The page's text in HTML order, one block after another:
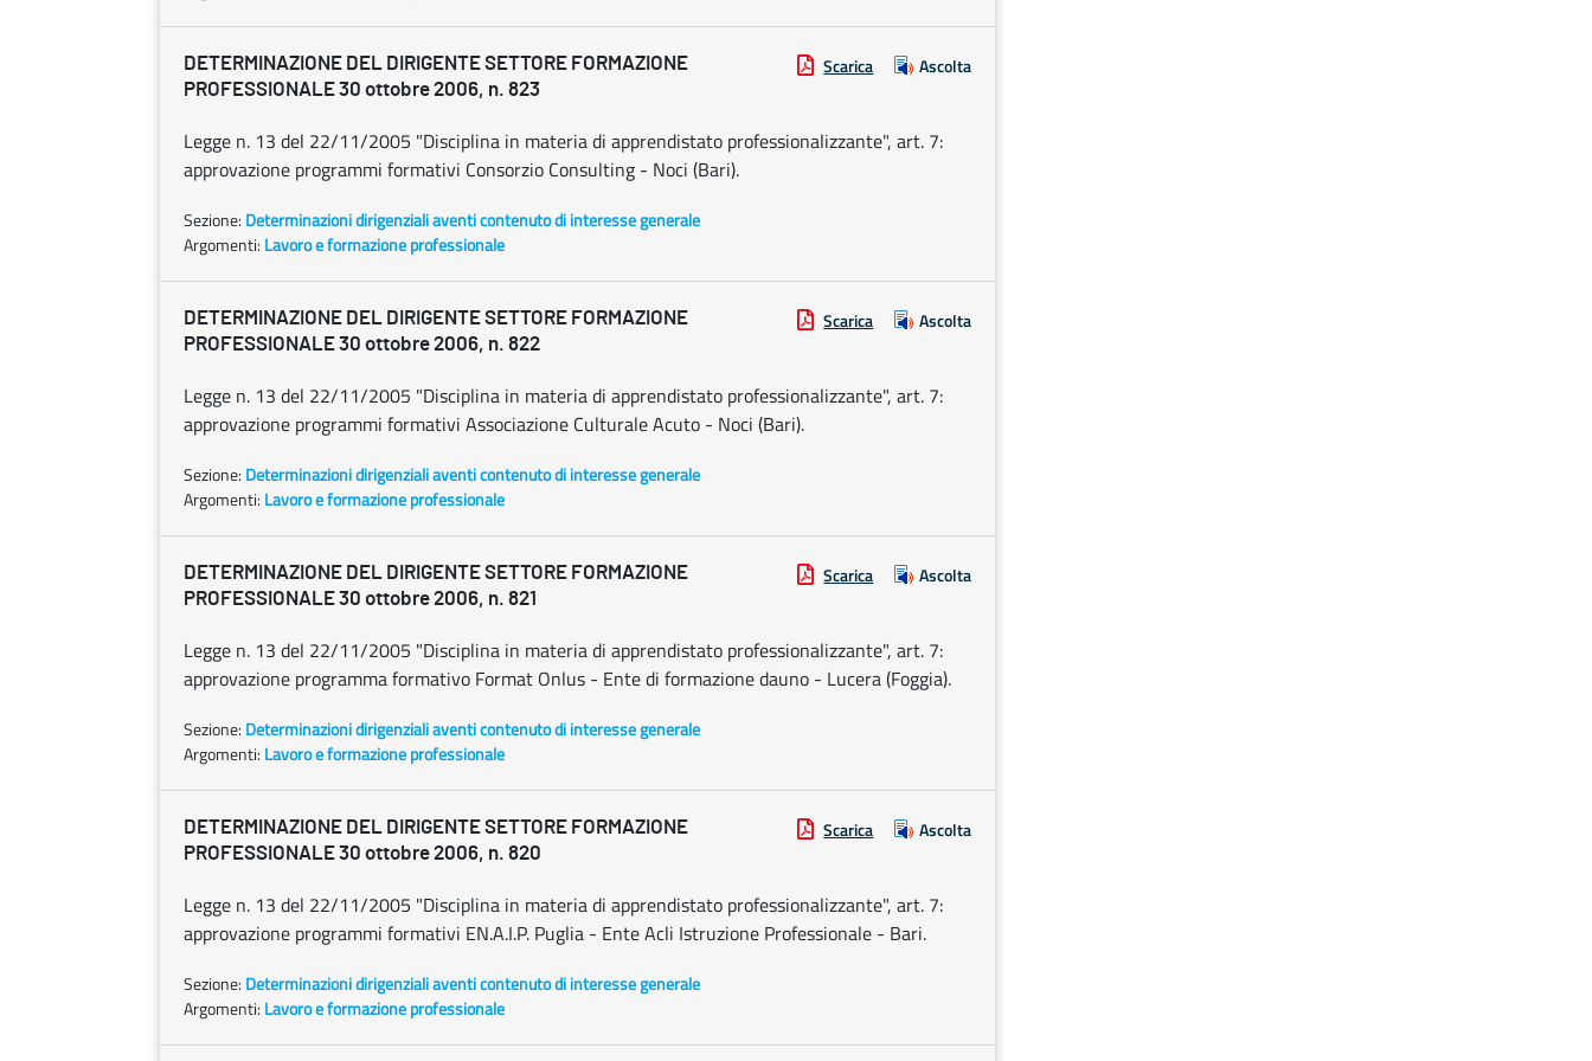
DETERMINAZIONE DEL DIRIGENTE SETTORE FORMAZIONE
PROFESSIONALE 30 ottobre 2006, n. 823
Scarica Ascolta
Legge n. 13 del 22/11/2005 "Disciplina in materia di apprendistato professionalizzante", art. 7:
approvazione programmi formativi Consorzio Consulting - Noci (Bari).
Sezione: Determinazioni dirigenziali aventi contenuto di interesse generale
Argomenti: Lavoro e formazione professionale
DETERMINAZIONE DEL DIRIGENTE SETTORE FORMAZIONE
PROFESSIONALE 30 ottobre 2006, n. 822
Scarica Ascolta
Legge n. 13 del 22/11/2005 "Disciplina in materia di apprendistato professionalizzante", art. 7:
approvazione programmi formativi Associazione Culturale Acuto - Noci (Bari).
Sezione: Determinazioni dirigenziali aventi contenuto di interesse generale
Argomenti: Lavoro e formazione professionale
DETERMINAZIONE DEL DIRIGENTE SETTORE FORMAZIONE
PROFESSIONALE 30 ottobre 2006, n. 821
Scarica Ascolta
Legge n. 13 del 22/11/2005 "Disciplina in materia di apprendistato professionalizzante", art. 7:
approvazione programma formativo Format Onlus - Ente di formazione dauno - Lucera (Foggia).
Sezione: Determinazioni dirigenziali aventi contenuto di interesse generale
Argomenti: Lavoro e formazione professionale
DETERMINAZIONE DEL DIRIGENTE SETTORE FORMAZIONE
PROFESSIONALE 30 ottobre 2006, n. 820
Scarica Ascolta
Legge n. 13 del 22/11/2005 "Disciplina in materia di apprendistato professionalizzante", art. 7:
approvazione programmi formativi EN.A.I.P. Puglia - Ente Acli Istruzione Professionale - Bari.
Sezione: Determinazioni dirigenziali aventi contenuto di interesse generale
Argomenti: Lavoro e formazione professionale